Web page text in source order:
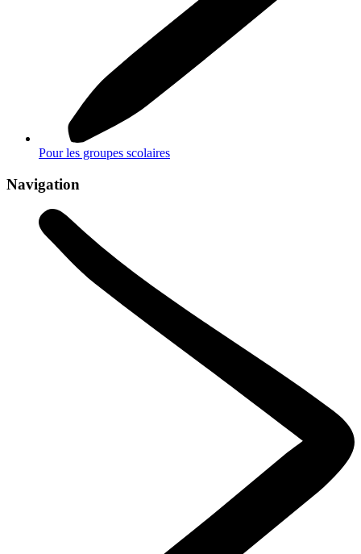
Pour les groupes scolaires
Navigation